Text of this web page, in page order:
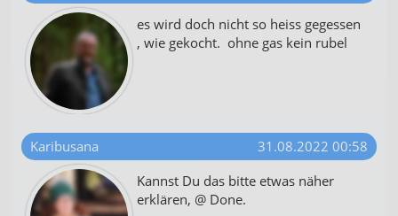
es wird doch nicht so heiss gegessen
, wie gekocht. ohne gas kein rubel
Karibusana
31.08.2022 00:58
Kannst Du das bitte etwas näher
erklären, @ Done.